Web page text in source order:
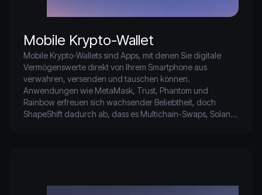
Mobile Krypto-Wallet
Mobile Krypto-Wallets sind Apps, mit denen Sie digitale
Vermögenswerte direkt von Ihrem Smartphone aus
verwahren, versenden und tauschen können.
Anwendungen wie MetaMask, Trust, Phantom und
Rainbow erfreuen sich wachsender Beliebtheit, doch
ShapeShift dadurch ab, dass es Multichain-Swaps, Solana